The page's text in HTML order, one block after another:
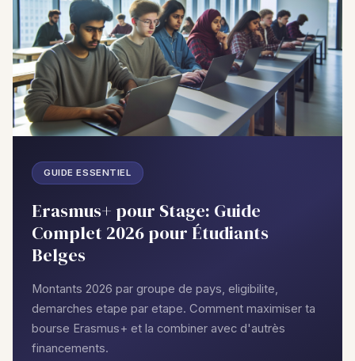
GUIDE ESSENTIEL
Erasmus+ pour Stage: Guide
Complet 2026 pour Étudiants
Belges
Montants 2026 par groupe de pays, eligibilite,
demarches etape par etape. Comment maximiser ta
bourse Erasmus+ et la combiner avec d'autrès
financements.